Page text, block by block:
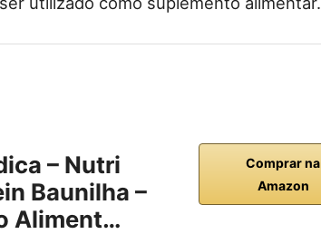
– Nutri
Baunilha –
Aliment…
Comprar na
Amazon